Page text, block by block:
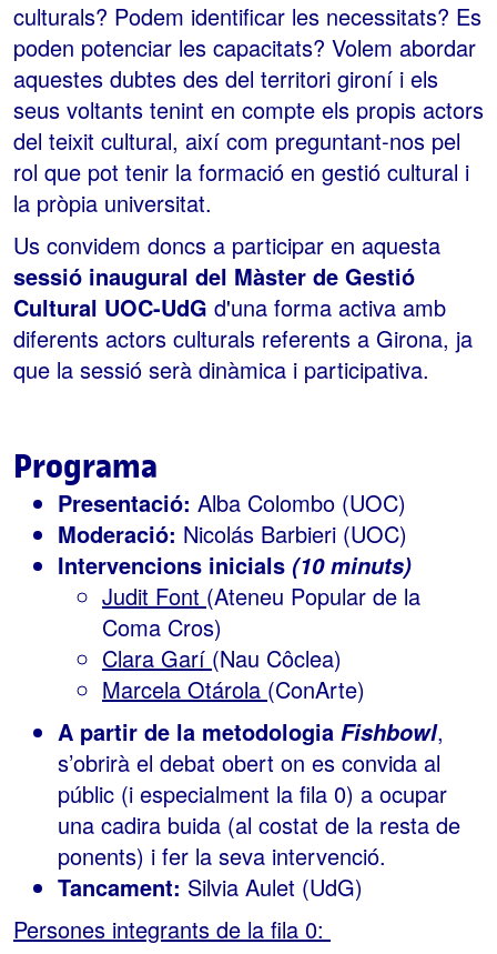
culturals? Podem identificar les necessitats? Es
poden potenciar les capacitats? Volem abordar
aquestes dubtes des del territori gironí i els
seus voltants tenint en compte els propis actors
del teixit cultural, així com preguntant-nos pel
rol que pot tenir la formació en gestió cultural i
la pròpia universitat.
Us convidem doncs a participar en aquesta
sessió inaugural del Màster de Gestió
Cultural UOC-UdG d'una forma activa amb
diferents actors culturals referents a Girona, ja
que la sessió serà dinàmica i participativa.
Programa
Presentació: Alba Colombo (UOC)
Moderació: Nicolás Barbieri (UOC)
Intervencions inicials (10 minuts)
Judit Font (Ateneu Popular de la
Coma Cros)
Clara Garí (Nau Côclea)
Marcela Otárola (ConArte)
A partir de la metodologia Fishbowl,
s’obrirà el debat obert on es convida al
públic (i especialment la fila 0) a ocupar
una cadira buida (al costat de la resta de
ponents) i fer la seva intervenció.
Tancament: Silvia Aulet (UdG)
Persones integrants de la fila 0: